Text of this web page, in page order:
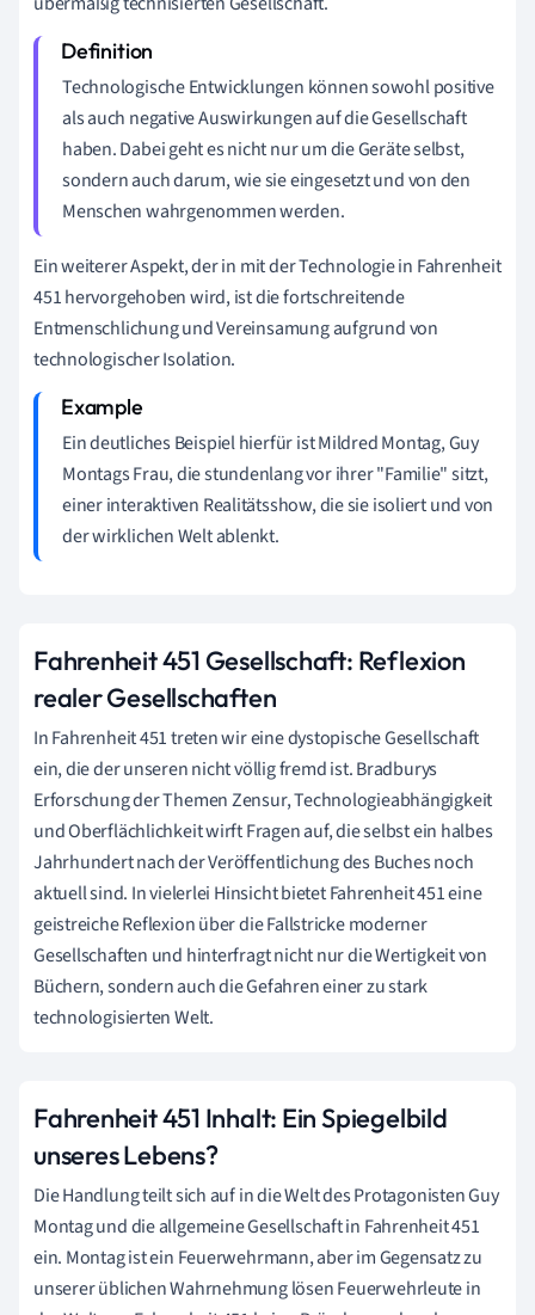
Technologische Entwicklungen können sowohl positive
als auch negative Auswirkungen auf die Gesellschaft
haben. Dabei geht es nicht nur um die Geräte selbst,
sondern auch darum, wie sie eingesetzt und von den
Menschen wahrgenommen werden.
Ein weiterer Aspekt, der in mit der Technologie in Fahrenheit
451 hervorgehoben wird, ist die fortschreitende
Entmenschlichung und Vereinsamung aufgrund von
technologischer Isolation.
Ein deutliches Beispiel hierfür ist Mildred Montag, Guy
Montags Frau, die stundenlang vor ihrer "Familie" sitzt,
einer interaktiven Realitätsshow, die sie isoliert und von
der wirklichen Welt ablenkt.
Fahrenheit 451 Gesellschaft: Reflexion
realer Gesellschaften
In Fahrenheit 451 treten wir eine dystopische Gesellschaft
ein, die der unseren nicht völlig fremd ist. Bradburys
Erforschung der Themen Zensur, Technologieabhängigkeit
und Oberflächlichkeit wirft Fragen auf, die selbst ein halbes
Jahrhundert nach der Veröffentlichung des Buches noch
aktuell sind. In vielerlei Hinsicht bietet Fahrenheit 451 eine
geistreiche Reflexion über die Fallstricke moderner
Gesellschaften und hinterfragt nicht nur die Wertigkeit von
Büchern, sondern auch die Gefahren einer zu stark
technologisierten Welt.
Fahrenheit 451 Inhalt: Ein Spiegelbild
unseres Lebens?
Die Handlung teilt sich auf in die Welt des Protagonisten Guy
Montag und die allgemeine Gesellschaft in Fahrenheit 451
ein. Montag ist ein Feuerwehrmann, aber im Gegensatz zu
unserer üblichen Wahrnehmung lösen Feuerwehrleute in